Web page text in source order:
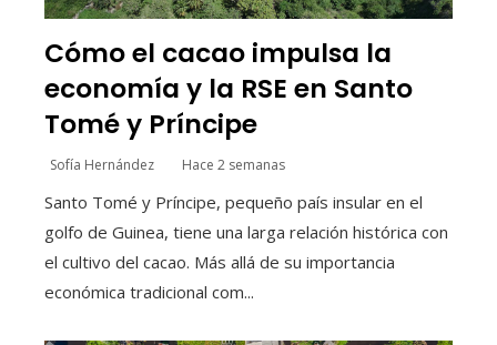
Cómo el cacao impulsa la
economía y la RSE en Santo
Tomé y Príncipe
Sofía Hernández Hace 2 semanas
Santo Tomé y Príncipe, pequeño país insular en el
golfo de Guinea, tiene una larga relación histórica con
el cultivo del cacao. Más allá de su importancia
económica tradicional com...